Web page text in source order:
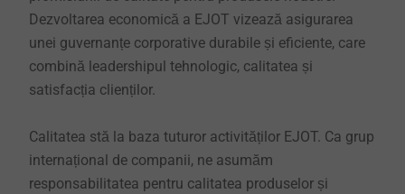
Dezvoltarea economică a EJOT vizează asigurarea
unei guvernanțe corporative durabile și eficiente, care
combină leadershipul tehnologic, calitatea și
satisfacția clienților.
Calitatea stă la baza tuturor activităților EJOT. Ca grup
internațional de companii, ne asumăm
responsabilitatea pentru calitatea produselor și